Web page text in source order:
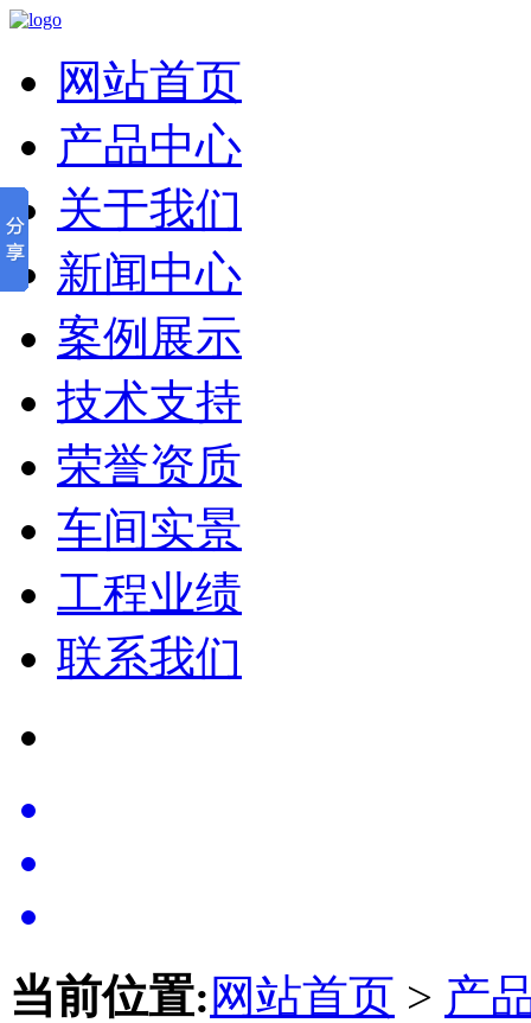
网站首页
产品中心
关于我们
新闻中心
案例展示
技术支持
荣誉资质
车间实景
工程业绩
联系我们
当前位置: 网站首页 > 产